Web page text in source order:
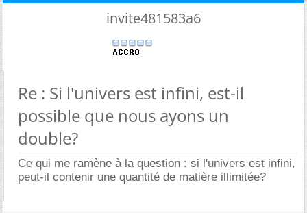
invite481583a6
Re : Si l'univers est infini, est-il
possible que nous ayons un
double?
Ce qui me ramène à la question : si l'univers est infini,
peut-il contenir une quantité de matière illimitée?